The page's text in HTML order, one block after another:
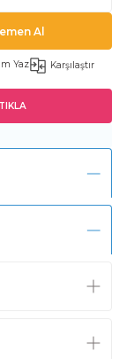
Al
Yaz Karşılaştır